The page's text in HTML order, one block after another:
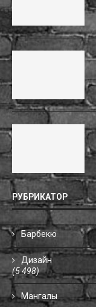
РУБРИКАТОР
Барбекю
Дизайн
(5 498)
Мангалы